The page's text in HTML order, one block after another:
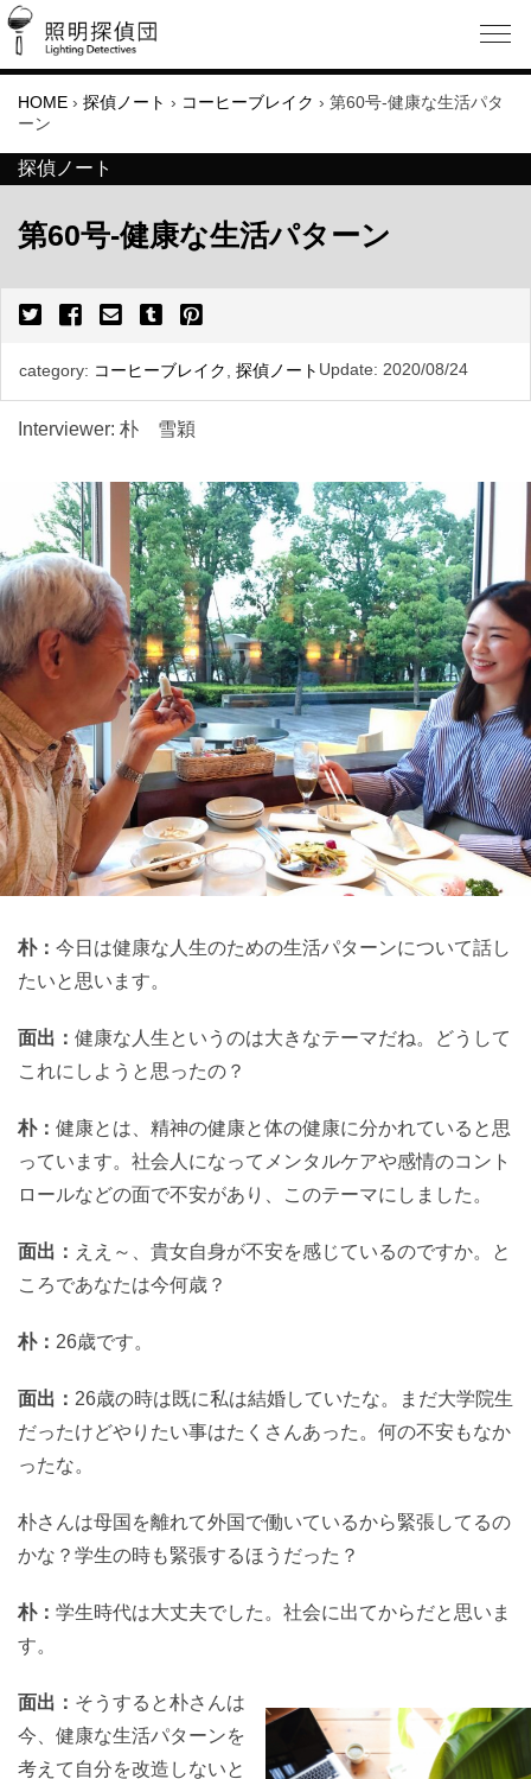
HOME › 探偵ノート › コーヒーブレイク › 第60号-健康な生活パタ
ーン
探偵ノート
第60号-健康な生活パターン
category: コーヒーブレイク , 探偵ノート Update: 2020/08/24
Interviewer: 朴 雪穎
朴： 今日は健康な人生のための生活パターンについて話し
たいと思います。
面出： 健康な人生というのは大きなテーマだね。どうして
これにしようと思ったの？
朴： 健康とは、精神の健康と体の健康に分かれていると思
っています。社会人になってメンタルケアや感情のコント
ロールなどの面で不安があり、このテーマにしました。
面出： ええ～、貴女自身が不安を感じているのですか。と
ころであなたは今何歳？
朴： 26歳です。
面出： 26歳の時は既に私は結婚していたな。まだ大学院生
だったけどやりたい事はたくさんあった。何の不安もなか
ったな。
朴さんは母国を離れて外国で働いているから緊張してるの
かな？学生の時も緊張するほうだった？
朴： 学生時代は大丈夫でした。社会に出てからだと思いま
す。
面出： そうすると朴さんは
今、健康な生活パターンを
考えて自分を改造しないと